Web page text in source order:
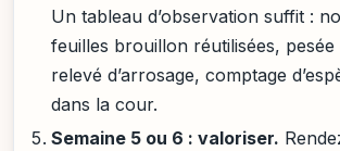
Un tableau d’observation suffit :
feuilles brouillon réutilisées, pesée
relevé d’arrosage, comptage
dans la cour.
Semaine 5 ou 6 : valoriser.